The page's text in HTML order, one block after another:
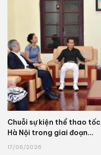
Chuỗi sự kiện thể thao
Hà Nội trong giai đoạn...
17/06/2026